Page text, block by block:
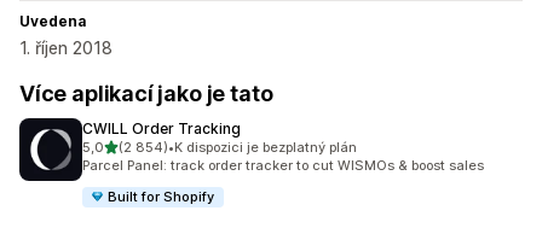
Uvedena
1. říjen 2018
Více aplikací jako je tato
CWILL Order Tracking
5,0z 5 hvězd
(2 854)
Celkový počet recenzí: 2854
•K dispozici je bezplatný plán
Parcel Panel: track order tracker to cut WISMOs & boost sales
Built for Shopify